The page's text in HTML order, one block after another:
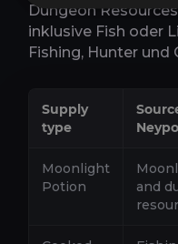
Dungeon
inklusive Fish oder
Fishing, Hunter und
Supply
type
Moonlight
Potion
and